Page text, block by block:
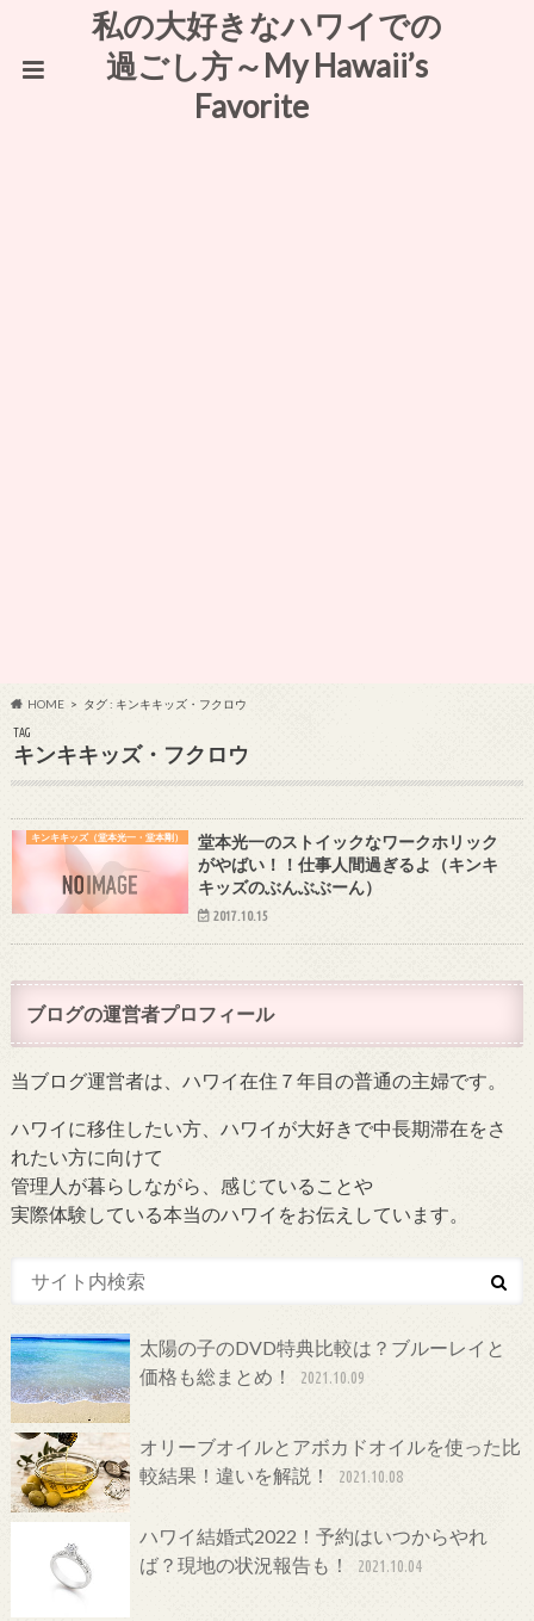
私の大好きなハワイでの
過ごし方～My Hawaii’s
Favorite
HOME タグ : キンキキッズ・フクロウ
TAG
キンキキッズ・フクロウ
キンキキッズ（堂本光一・堂本剛）
堂本光一のストイックなワークホリック
がやばい！！仕事人間過ぎるよ（キンキ
キッズのぶんぶぶーん）
2017.10.15
ブログの運営者プロフィール
当ブログ運営者は、ハワイ在住７年目の普通の主婦です。
ハワイに移住したい方、ハワイが大好きで中長期滞在をさ
れたい方に向けて
管理人が暮らしながら、感じていることや
実際体験している本当のハワイをお伝えしています。
太陽の子のDVD特典比較は？ブルーレイと
価格も総まとめ！
2021.10.09
オリーブオイルとアボカドオイルを使った比
較結果！違いを解説！
2021.10.08
ハワイ結婚式2022！予約はいつからやれ
ば？現地の状況報告も！
2021.10.04